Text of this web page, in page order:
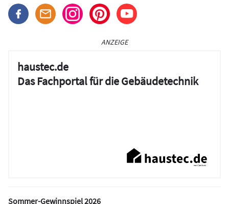
ANZEIGE
haustec.de
Das Fachportal für die Gebäudetechnik
Sommer-Gewinnspiel 2026